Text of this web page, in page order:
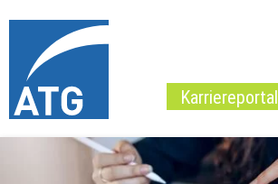
Karriereportal